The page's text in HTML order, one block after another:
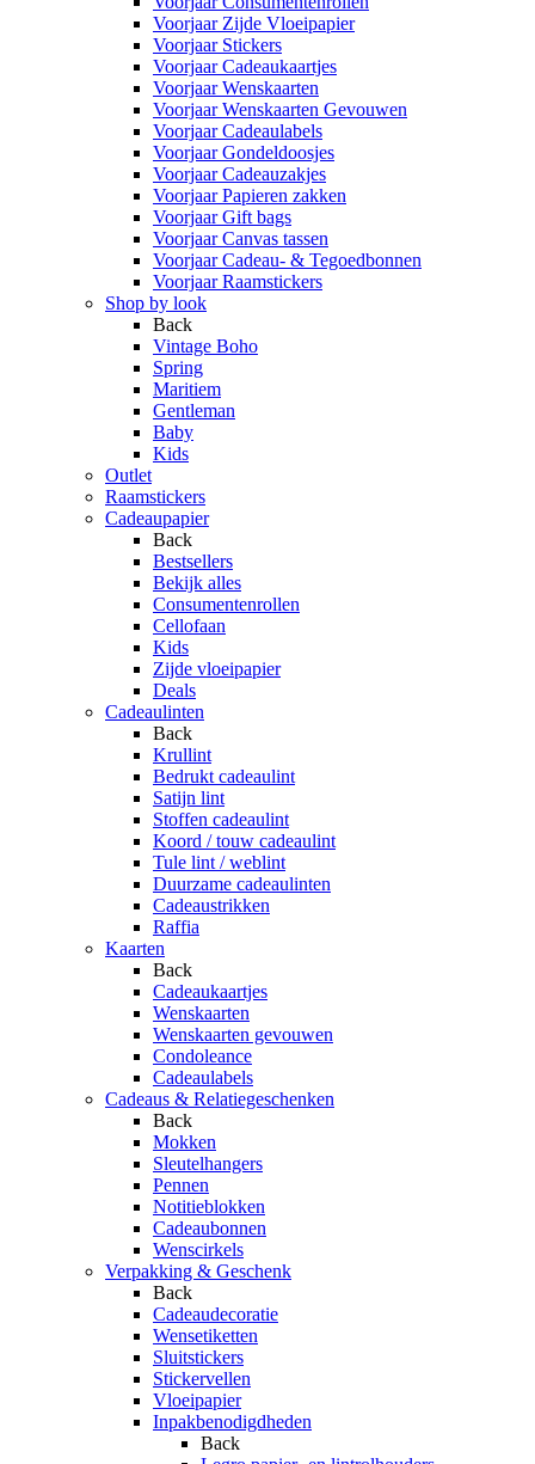
Voorjaar Zijde Vloeipapier
Voorjaar Stickers
Voorjaar Cadeaukaartjes
Voorjaar Wenskaarten
Voorjaar Wenskaarten Gevouwen
Voorjaar Cadeaulabels
Voorjaar Gondeldoosjes
Voorjaar Cadeauzakjes
Voorjaar Papieren zakken
Voorjaar Gift bags
Voorjaar Canvas tassen
Voorjaar Cadeau- & Tegoedbonnen
Voorjaar Raamstickers
Shop by look
Back
Vintage Boho
Spring
Maritiem
Gentleman
Baby
Kids
Outlet
Raamstickers
Cadeaupapier
Back
Bestsellers
Bekijk alles
Consumentenrollen
Cellofaan
Kids
Zijde vloeipapier
Deals
Cadeaulinten
Back
Krullint
Bedrukt cadeaulint
Satijn lint
Stoffen cadeaulint
Koord / touw cadeaulint
Tule lint / weblint
Duurzame cadeaulinten
Cadeaustrikken
Raffia
Kaarten
Back
Cadeaukaartjes
Wenskaarten
Wenskaarten gevouwen
Condoleance
Cadeaulabels
Cadeaus & Relatiegeschenken
Back
Mokken
Sleutelhangers
Pennen
Notitieblokken
Cadeaubonnen
Wenscirkels
Verpakking & Geschenk
Back
Cadeaudecoratie
Wensetiketten
Sluitstickers
Stickervellen
Vloeipapier
Inpakbenodigdheden
Back